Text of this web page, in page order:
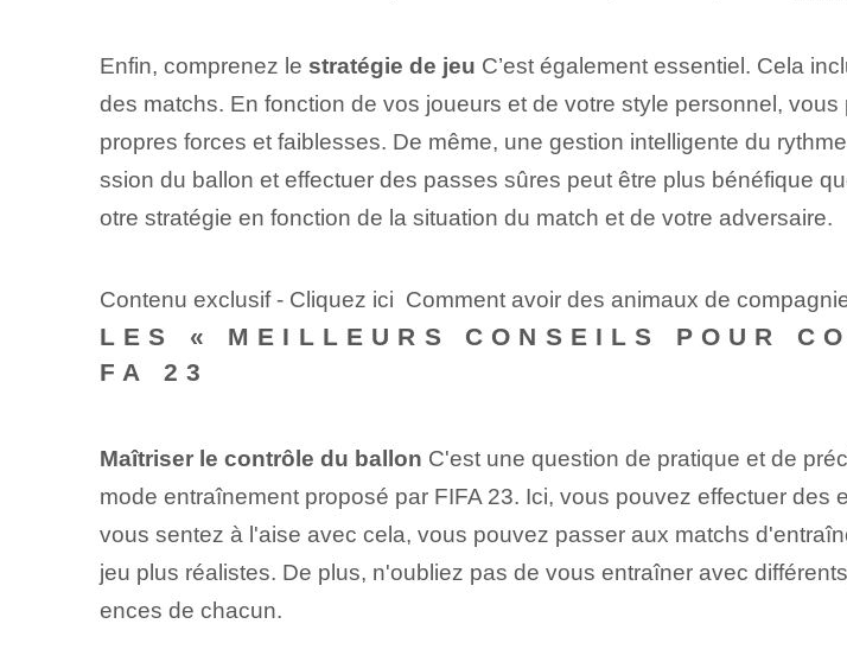
Enfin, comprenez le stratégie de jeu C’est également essentiel. Cela
des matchs. En fonction de vos joueurs et de votre style personnel,
propres forces et faiblesses. De même, une gestion intelligente du
ssion du ballon et effectuer des passes sûres peut être plus bénéfique
otre stratégie en fonction de la situation du match et de votre adversaire.
Contenu exclusif - Cliquez ici Comment avoir des animaux de
LES « MEILLEURS CONSEILS POUR
FA 23
Maîtriser le contrôle du ballon C'est une question⁢ de⁢ pratique⁢ et de
mode entraînement⁢ proposé par FIFA 23. Ici, vous pouvez effectuer
vous sentez à l'aise⁢ avec cela, vous pouvez passer aux matchs
jeu plus réalistes. De plus, n'oubliez pas de vous entraîner avec
ences de chacun.